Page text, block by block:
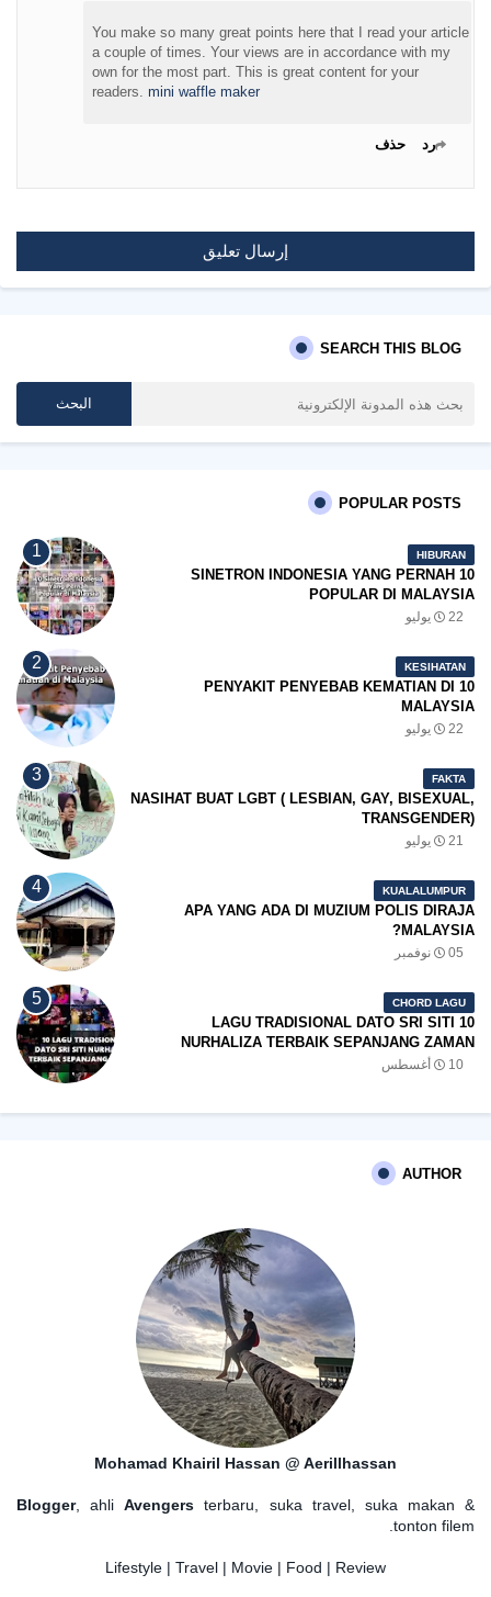
You make so many great points here that I read your article
a couple of times. Your views are in accordance with my
own for the most part. This is great content for your
readers. mini waffle maker
رد حذف
إرسال تعليق
SEARCH THIS BLOG
POPULAR POSTS
HIBURAN
10 SINETRON INDONESIA YANG PERNAH
POPULAR DI MALAYSIA
22 يوليو
KESIHATAN
10 PENYAKIT PENYEBAB KEMATIAN DI
MALAYSIA
22 يوليو
FAKTA
NASIHAT BUAT LGBT ( LESBIAN, GAY, BISEXUAL,
TRANSGENDER)
21 يوليو
KUALALUMPUR
APA YANG ADA DI MUZIUM POLIS DIRAJA
MALAYSIA?
05 نوفمبر
CHORD LAGU
10 LAGU TRADISIONAL DATO SRI SITI
NURHALIZA TERBAIK SEPANJANG ZAMAN
10 أغسطس
AUTHOR
Mohamad Khairil Hassan @ Aerillhassan
Blogger, ahliAvengers terbaru, suka travel, suka makan &
tonton filem.
Lifestyle | Travel | Movie | Food | Review